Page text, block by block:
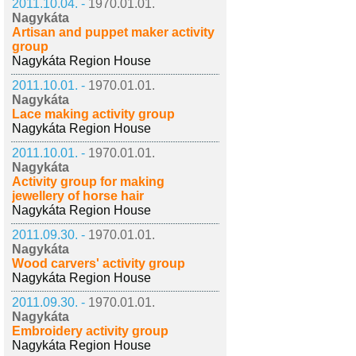
2011.10.04. - 1970.01.01.
Nagykáta
Artisan and puppet maker activity
group
Nagykáta Region House
2011.10.01. - 1970.01.01.
Nagykáta
Lace making activity group
Nagykáta Region House
2011.10.01. - 1970.01.01.
Nagykáta
Activity group for making
jewellery of horse hair
Nagykáta Region House
2011.09.30. - 1970.01.01.
Nagykáta
Wood carvers' activity group
Nagykáta Region House
2011.09.30. - 1970.01.01.
Nagykáta
Embroidery activity group
Nagykáta Region House